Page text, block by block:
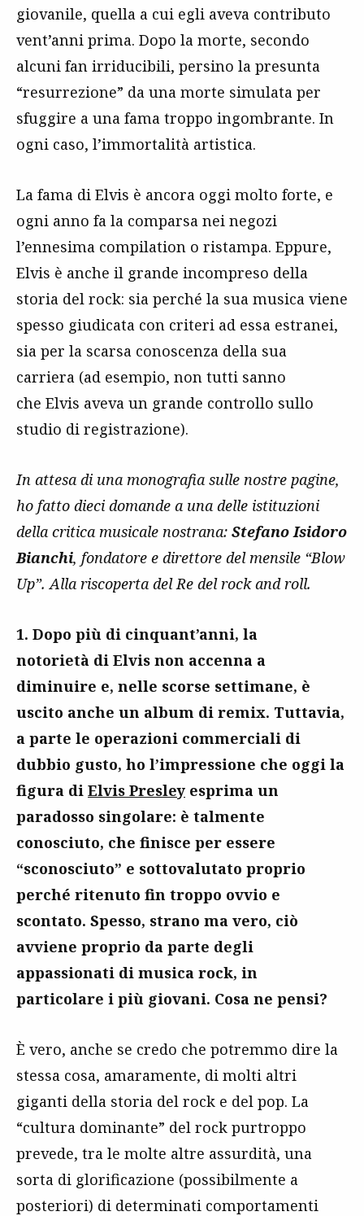
giovanile, quella a cui egli aveva contributo
vent’anni prima. Dopo la morte, secondo
alcuni fan irriducibili, persino la presunta
“resurrezione” da una morte simulata per
sfuggire a una fama troppo ingombrante. In
ogni caso, l’immortalità artistica.
La fama di Elvis è ancora oggi molto forte, e
ogni anno fa la comparsa nei negozi
l’ennesima compilation o ristampa. Eppure,
Elvis è anche il grande incompreso della
storia del rock: sia perché la sua musica viene
spesso giudicata con criteri ad essa estranei,
sia per la scarsa conoscenza della sua
carriera (ad esempio, non tutti sanno
che Elvis aveva un grande controllo sullo
studio di registrazione).
In attesa di una monografia sulle nostre pagine,
ho fatto dieci domande a una delle istituzioni
della critica musicale nostrana: Stefano Isidoro
Bianchi, fondatore e direttore del mensile “Blow
Up”. Alla riscoperta del Re del rock and roll.
1. Dopo più di cinquant’anni, la
notorietà di Elvis non accenna a
diminuire e, nelle scorse settimane, è
uscito anche un album di remix. Tuttavia,
a parte le operazioni commerciali di
dubbio gusto, ho l’impressione che oggi la
figura di Elvis Presley esprima un
paradosso singolare: è talmente
conosciuto, che finisce per essere
“sconosciuto” e sottovalutato proprio
perché ritenuto fin troppo ovvio e
scontato. Spesso, strano ma vero, ciò
avviene proprio da parte degli
appassionati di musica rock, in
particolare i più giovani. Cosa ne pensi?
È vero, anche se credo che potremmo dire la
stessa cosa, amaramente, di molti altri
giganti della storia del rock e del pop. La
“cultura dominante” del rock purtroppo
prevede, tra le molte altre assurdità, una
sorta di glorificazione (possibilmente a
posteriori) di determinati comportamenti